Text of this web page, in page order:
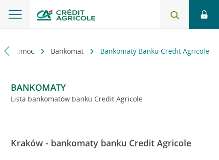
i pomoc Bankomat Bankomaty Banku Credit Agricole
BANKOMATY
Lista bankomatów banku Credit Agricole
Kraków - bankomaty banku Credit Agricole